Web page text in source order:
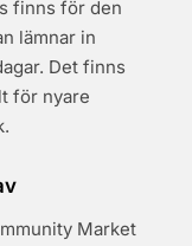
finns för den
lämnar in
Det finns
för nyare
Market